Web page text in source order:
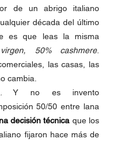
de un abrigo italiano
década del último
es que leas la misma
50% cashmere
las casas, las
cambia.
Y no es invento
50/50 entre lana
decisión técnica que los
fijaron hace más de